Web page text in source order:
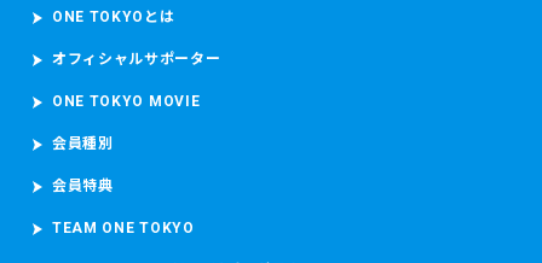
ONE TOKYOとは
オフィシャルサポーター
ONE TOKYO MOVIE
会員種別
会員特典
TEAM ONE TOKYO